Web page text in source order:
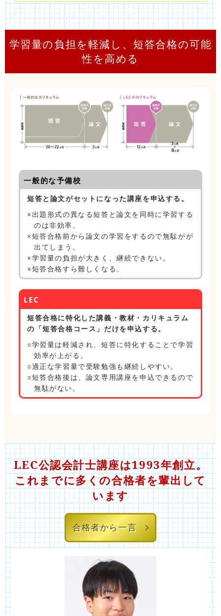
学習量の負担を軽減し、短答合格の可能
性を高める
一般的な予備校
短答と論文がセットになった講座を申込する。
×出題形式の異なる短答と論文を同時に学習する
のは非効率。
×短答合格前から論文の学習をするので無駄がが
出てしまう。
×学習量の負担が大きく、継続できない。
×短答合格すら難しくなる。
LEC
短答合格に特化した講義・教材・カリキュラム
の「短答合格コース」だけを申込する。
○学習量は軽減され、短答に特化することで学習
効率が上がる。
○適正な学習量で受験勉強も継続しやすい。
○短答合格後は、論文専用講座を申込できるので
無駄がない。
LEC公認会計士講座は1993年創立。
これまでに多くの合格者を輩出して
います
合格者から一言